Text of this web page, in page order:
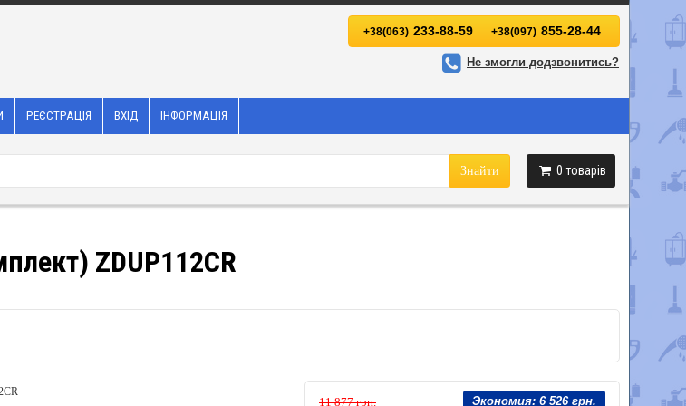
+38(063) 233-88-59 +38(097) 855-28-44
Не змогли додзвонитись?
РЕЄСТРАЦІЯ ВХІД ІНФОРМАЦІЯ
0 товарів
Знайти
ZDUP112CR
Экономия: 6 526 грн.
11 877 грн.